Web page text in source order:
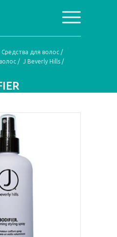
Средства для волос /
/ J Beverly Hills /